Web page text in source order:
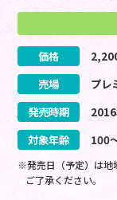
価格
売場
プレ
発売時期
2016
対象年齢
100
※発売日（予定）は地
ご了承ください。